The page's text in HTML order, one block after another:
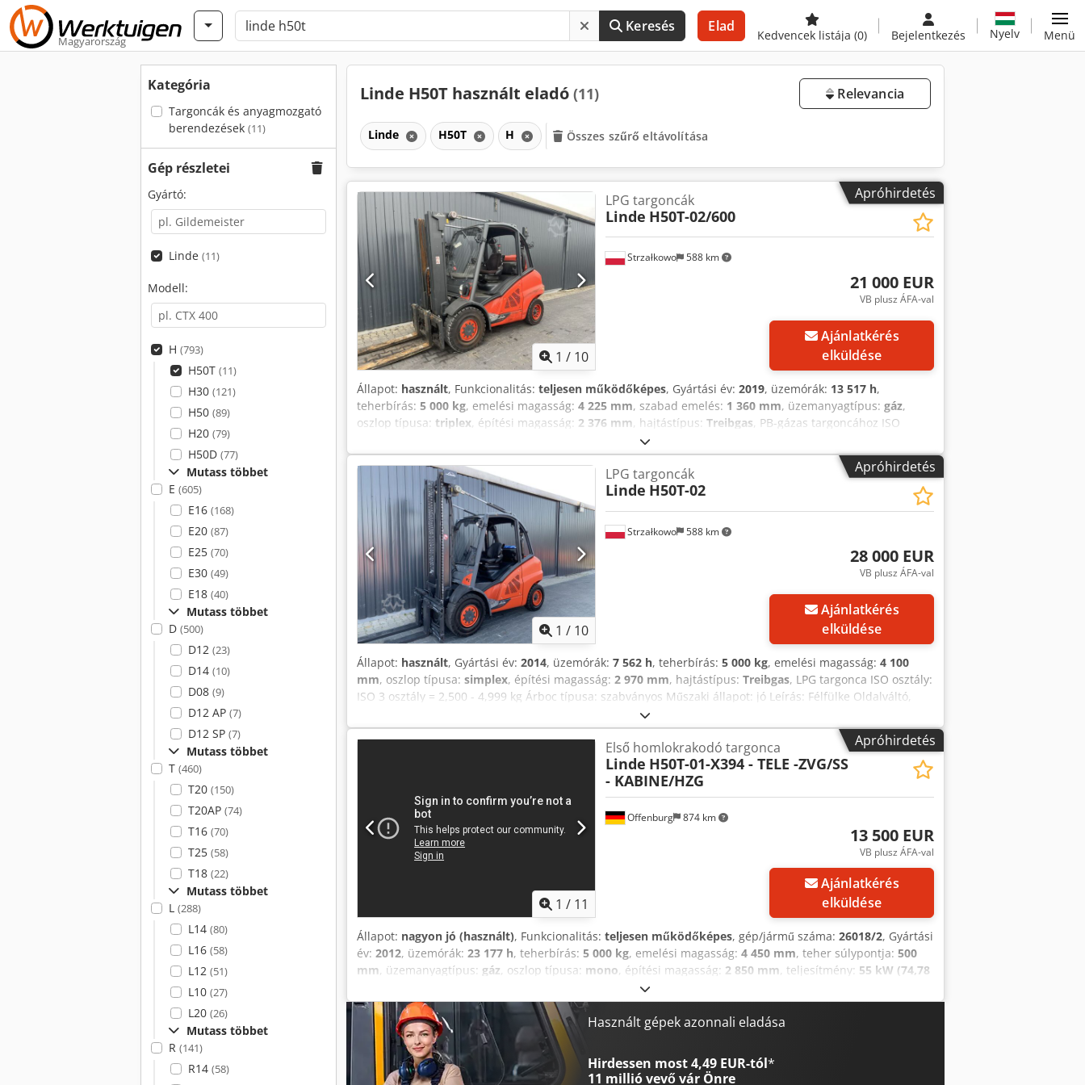
Magyarország
Keresés Elad
Kedvencek listája (0) Bejelentkezés Nyelv Menü
Kategória
Targoncák és anyagmozgató
berendezések (11)
Gép részletei
Gyártó:
Linde (11)
Modell:
H (793)
H50T (11)
H30 (121)
H50 (89)
H20 (79)
H50D (77)
Mutass többet
E (605)
E16 (168)
E20 (87)
E25 (70)
E30 (49)
E18 (40)
Mutass többet
D (500)
D12 (23)
D14 (10)
D08 (9)
D12 AP (7)
D12 SP (7)
Mutass többet
T (460)
T20 (150)
T20AP (74)
T16 (70)
T25 (58)
T18 (22)
Mutass többet
L (288)
L14 (80)
L16 (58)
L12 (51)
L10 (27)
L20 (26)
Mutass többet
R (141)
R14 (58)
Linde H50T használt eladó (11) Relevancia
Linde H50T H Összes szűrő eltávolítása
Apróhirdetés
1 / 10
Strzałkowo 588 km
LPG targoncák
Linde H50T-02/600
21 000 EUR
VB plusz ÁFA-val
Ajánlatkérés
elküldése
Állapot: használt, Funkcionalitás: teljesen működőképes, Gyártási év: 2019, üzemórák: 13 517 h,
teherbírás: 5 000 kg, emelési magasság: 4 225 mm, szabad emelés: 1 360 mm, üzemanyagtípus: gáz,
oszlop típusa: triplex, építési magasság: 2 376 mm, hajtástípus: Treibgas, PB-gázas targoncához ISO
osztály: ISO osztály 3 = 2.500 - 4.999 kg Oszlop típusa: Triplex Állapot: Üzemképes és teljesen
működőképes Műszaki állapot: jó Leírás: Fél fülke Oldalmozgató, Dodpfxexi Emrj Aqpsck 3. szelep, 4.
Apróhirdetés
1 / 10
Strzałkowo 588 km
LPG targoncák
Linde H50T-02
28 000 EUR
VB plusz ÁFA-val
Ajánlatkérés
elküldése
Állapot: használt, Gyártási év: 2014, üzemórák: 7 562 h, teherbírás: 5 000 kg, emelési magasság: 4 100
mm, oszlop típusa: simplex, építési magasság: 2 970 mm, hajtástípus: Treibgas, LPG targonca ISO osztály:
ISO 3 osztály = 2,500 - 4,999 kg Árboc típusa: szabványos Műszaki állapot: jó Leírás: Félfülke Oldalváltó,
Apróhirdetés
1 / 11
Offenburg 874 km
Első homlokrakodó targonca
Linde H50T-01-X394 - TELE -ZVG/SS
- KABINE/HZG
13 500 EUR
VB plusz ÁFA-val
Ajánlatkérés
elküldése
Állapot: nagyon jó (használt), Funkcionalitás: teljesen működőképes, gép/jármű száma: 26018/2, Gyártási
év: 2012, üzemórák: 23 177 h, teherbírás: 5 000 kg, emelési magasság: 4 450 mm, teher súlypontja: 500
mm, üzemanyagtípus: gáz, oszlop típusa: mono, építési magasság: 2 850 mm, teljesítmény: 55 kW (74,78
, villa hossza:
tömörgumi abroncsok (fekete), hátsó gumiabroncs típusa:tömörgumi abroncsok (fekete), saját tömeg:
7 400 kg, Felszereltség:UVV biztonsági ellenőrzés, fülke, oldaleltolás, szorító, világítás
rálátású oszlop, építési magasság: 2850 mm, emelési magasság: 4450 mm, oldaltolóval ellátott
szorítóberendezés, villa hossza: 1600 mm, közúti világítás STVO szerint, LED munkalámpák elöl és hátul,
teljesen zárt fülke fűtéssel (bal oldali ajtó hiányzik!), VW gázüzemű motor, kétpedálos lábvezérlés, 6 db SE-
Használt gépek azonnali eladása
Hirdessen most 4,49 EUR-tól*
11 millió vevővár Önre